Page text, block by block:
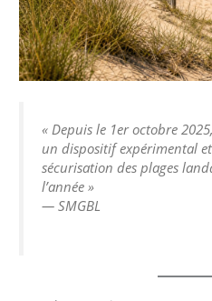
« Depuis le 1er octobre
un dispositif expérimental
sécurisation des plages
l’année »
— SMGBL